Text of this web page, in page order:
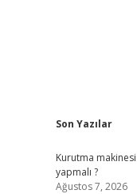
Son Yazılar
Kurutma
yapmalı ?
Ağustos 7, 2026